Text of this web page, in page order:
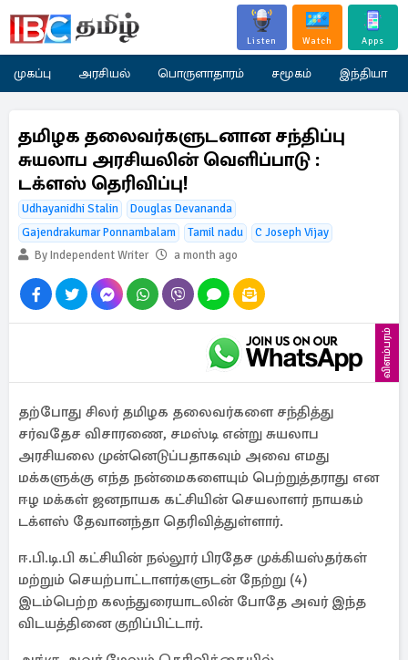
Listen Watch Apps
முகப்பு அரசியல் பொருளாதாரம் சமூகம் இந்தியா
தமிழக தலைவர்களுடனான சந்திப்பு
சுயலாப அரசியலின் வெளிப்பாடு :
டக்ளஸ் தெரிவிப்பு!
Udhayanidhi Stalin
Douglas Devananda
Gajendrakumar Ponnambalam
Tamil nadu
C Joseph Vijay
By Independent Writer
a month ago
விளம்பரம்
தற்போது சிலர் தமிழக தலைவர்களை சந்தித்து
சர்வதேச விசாரணை, சமஸ்டி என்று சுயலாப
அரசியலை முன்னெடுப்பதாகவும் அவை எமது
மக்களுக்கு எந்த நன்மைகளையும் பெற்றுத்தராது என
ஈழ மக்கள் ஜனநாயக கட்சியின் செயலாளர் நாயகம்
டக்ளஸ் தேவானந்தா தெரிவித்துள்ளார்.
ஈ.பி.டி.பி கட்சியின் நல்லூர் பிரதேச முக்கியஸ்தர்கள்
மற்றும் செயற்பாட்டாளர்களுடன் நேற்று (4)
இடம்பெற்ற கலந்துரையாடலின் போதே அவர் இந்த
விடயத்தினை குறிப்பிட்டார்.